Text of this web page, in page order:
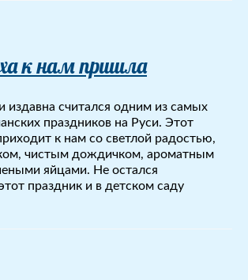
к нам пришла
издавна считался одним из самых
праздников на Руси. Этот
к нам со светлой радостью,
чистым дождичком, ароматным
яйцами. Не остался
праздник и в детском саду